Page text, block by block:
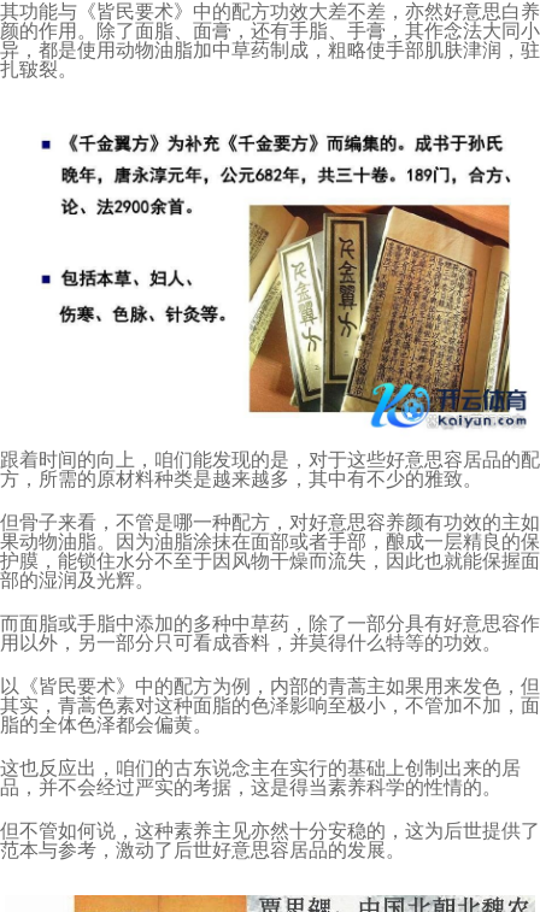
其功能与《皆民要术》中的配方功效大差不差，亦然好意思白养
颜的作用。除了面脂、面膏，还有手脂、手膏，其作念法大同小
异，都是使用动物油脂加中草药制成，粗略使手部肌肤津润，驻
扎皲裂。
跟着时间的向上，咱们能发现的是，对于这些好意思容居品的配
方，所需的原材料种类是越来越多，其中有不少的雅致。
但骨子来看，不管是哪一种配方，对好意思容养颜有功效的主如
果动物油脂。因为油脂涂抹在面部或者手部，酿成一层精良的保
护膜，能锁住水分不至于因风物干燥而流失，因此也就能保握面
部的湿润及光辉。
而面脂或手脂中添加的多种中草药，除了一部分具有好意思容作
用以外，另一部分只可看成香料，并莫得什么特等的功效。
以《皆民要术》中的配方为例，内部的青蒿主如果用来发色，但
其实，青蒿色素对这种面脂的色泽影响至极小，不管加不加，面
脂的全体色泽都会偏黄。
这也反应出，咱们的古东说念主在实行的基础上创制出来的居
品，并不会经过严实的考据，这是得当素养科学的性情的。
但不管如何说，这种素养主见亦然十分安稳的，这为后世提供了
范本与参考，激动了后世好意思容居品的发展。